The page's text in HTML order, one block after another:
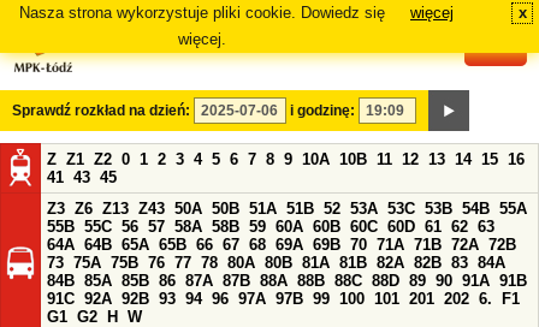
Nasza strona wykorzystuje pliki cookie. Dowiedz się
więcej.
więcej x
Sprawdź rozkład na dzień: i godzinę:
Z Z1 Z2 0 1 2 3 4 5 6 7 8 9 10A 10B 11 12 13 14 15 16
41 43 45
Z3 Z6 Z13 Z43 50A 50B 51A 51B 52 53A 53C 53B 54B 55A
55B 55C 56 57 58A 58B 59 60A 60B 60C 60D 61 62 63
64A 64B 65A 65B 66 67 68 69A 69B 70 71A 71B 72A 72B
73 75A 75B 76 77 78 80A 80B 81A 81B 82A 82B 83 84A
84B 85A 85B 86 87A 87B 88A 88B 88C 88D 89 90 91A 91B
91C 92A 92B 93 94 96 97A 97B 99 100 101 201 202 6.
F1
G1 G2 H
W